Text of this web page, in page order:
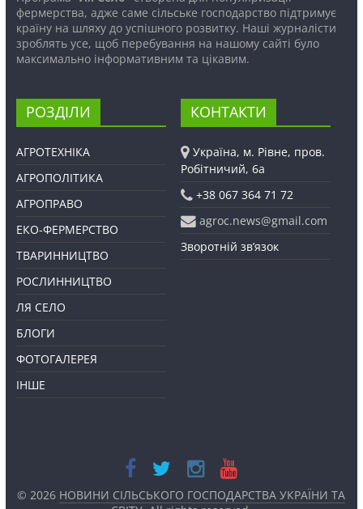
фермерства, адже саме сільське господарство підтримує
країну на шляху до успішного розвитку. Наші журналісти
зроблять усе, щоб перебування на нашому сайті було
максимально інформативним та цікавим.
РОЗДІЛИ
АГРОТЕХНІКА
АГРОПОЛІТИКА
АГРОПРАВО
ЕКО-ФЕРМЕРСТВО
ТВАРИННИЦТВО
РОСЛИННИЦТВО
ЛЯ СЕЛО
БЛОГИ
ФОТОГАЛЕРЕЯ
ІНШЕ
КОНТАКТИ
Україна, м. Рівне, пров.
Робітничий, 6а
+38 067 364 71 72
agroc.news@gmail.com
Зворотній зв’язок
© 2026 НОВИНИ СІЛЬСЬКОГО ГОСПОДАРСТВА УКРАЇНИ ТА